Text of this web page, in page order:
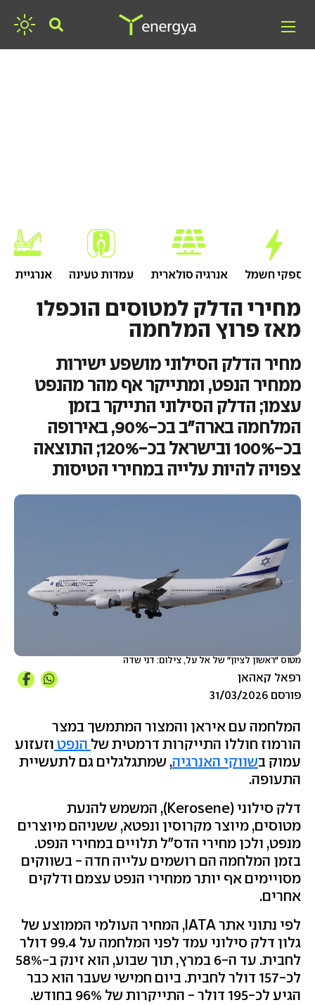
ספקי חשמל אנרגיה סולארית עמדות טעינה אנרגיית גז
מחירי הדלק למטוסים הוכפלו
מאז פרוץ המלחמה
מחיר הדלק הסילוני מושפע ישירות
ממחיר הנפט, ומתייקר אף מהר מהנפט
עצמו; הדלק הסילוני התייקר בזמן
המלחמה בארה"ב בכ-90%, באירופה
בכ-100% ובישראל בכ-120%; התוצאה
צפויה להיות עלייה במחירי הטיסות
מטוס "ראשון לציון" של אל על, צילום: דני שדה
רפאל קאהאן
פורסם 31/03/2026
המלחמה עם איראן והמצור המתמשך במצר
הורמוז חוללו התייקרות דרמטית של הנפטוזעזוע
עמוק בשווקי האנרגיה, שמתגלגלים גם לתעשיית
התעופה.
דלק סילוני (Kerosene), המשמש להנעת
מטוסים, מיוצר מקרוסין ונפטא, ששניהם מיוצרים
מנפט, ולכן מחירי הדס"ל תלויים במחירי הנפט.
בזמן המלחמה הם רושמים עלייה חדה - בשווקים
מסויימים אף יותר ממחירי הנפט עצמם ודלקים
אחרים.
לפי נתוני אתר IATA, המחיר העולמי הממוצע של
גלון דלק סילוני עמד לפני המלחמה על 99.4 דולר
לחבית. עד ה-6 במרץ, תוך שבוע, הוא זינק ב-58%
לכ-157 דולר לחבית. ביום חמישי שעבר הוא כבר
הגיע לכ-195 דולר - התייקרות של 96% בחודש.